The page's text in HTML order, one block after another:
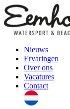
Nieuws
Ervaringen
Over ons
Vacatures
Contact